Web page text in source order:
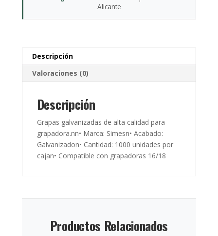
Alicante
Descripción
Valoraciones (0)
Descripción
Grapas galvanizadas de alta calidad para
grapadora.nn• Marca: Simesn• Acabado:
Galvanizadon• Cantidad: 1000 unidades por
cajan• Compatible con grapadoras 16/18
Productos Relacionados